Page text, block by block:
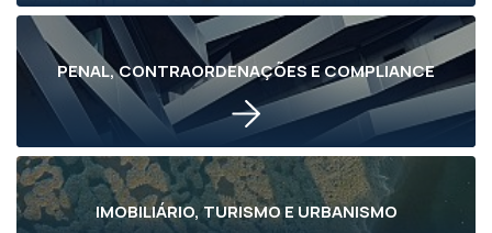
PENAL, CONTRAORDENAÇÕES E COMPLIANCE
IMOBILIÁRIO, TURISMO E URBANISMO